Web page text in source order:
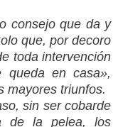
consejo que da y
que, por decoro
toda intervención
en casa»,
mayores triunfos.
sin ser cobarde
de la pelea, los